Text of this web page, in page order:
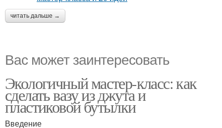
читать дальше →
Вас может заинтересовать
Экологичный мастер-класс: как
сделать вазу из джута и
пластиковой бутылки
Введение